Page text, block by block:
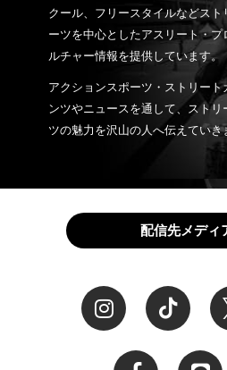
クール、フリースタイルなどス
ーツを中心としたアスリート・プ
ルチャー情報を提供しています。
アクションスポーツ・ストリー
ンツやニュースを通して、スト
ツの魅力を沢山の人へ伝えていき
配信先メディ